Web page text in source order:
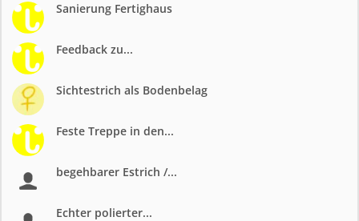
Sanierung Fertighaus
Feedback zu...
Sichtestrich als Bodenbelag
Feste Treppe in den...
begehbarer Estrich /...
Echter polierter...